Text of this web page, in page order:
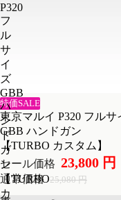
P320
フ
ル
サ
イ
ズ
GBB
ハ
ン
ド
ガ
ン
【TURBO
カ
特価SALE
東京マルイ P320 フルサ
GBB ハンドガン
【TURBO カスタム】
セール価格 23,800 円
通常価格 25,080 円